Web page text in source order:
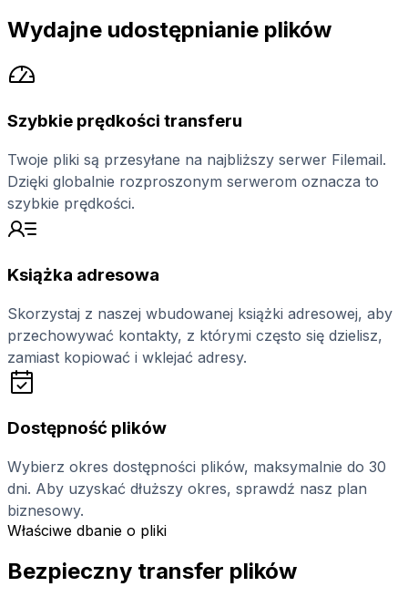
Wydajne udostępnianie plików
Szybkie prędkości transferu
Twoje pliki są przesyłane na najbliższy serwer Filemail.
Dzięki globalnie rozproszonym serwerom oznacza to
szybkie prędkości.
Książka adresowa
Skorzystaj z naszej wbudowanej książki adresowej, aby
przechowywać kontakty, z którymi często się dzielisz,
zamiast kopiować i wklejać adresy.
Dostępność plików
Wybierz okres dostępności plików, maksymalnie do 30
dni. Aby uzyskać dłuższy okres, sprawdź nasz plan
biznesowy.
Właściwe dbanie o pliki
Bezpieczny transfer plików